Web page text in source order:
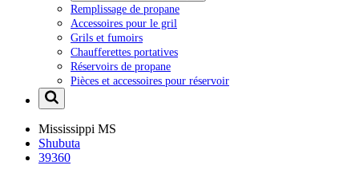
Remplissage de propane
Accessoires pour le gril
Grils et fumoirs
Chaufferettes portatives
Réservoirs de propane
Pièces et accessoires pour réservoir
Mississippi MS
Shubuta
39360